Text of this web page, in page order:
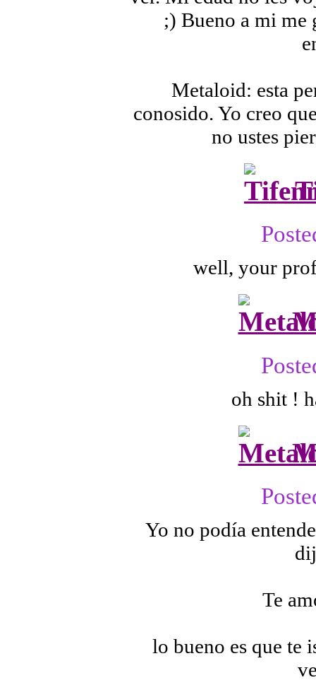
;) Bueno a mi me
Metaloid: esta
conosido. Yo creo
no ustes
well, your
oh shit !
Yo no podía
Te
lo bueno es que te